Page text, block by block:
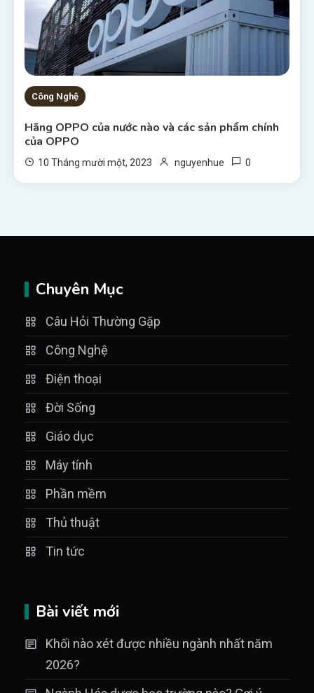
Công Nghệ
Hãng OPPO của nước nào và các sản phẩm chính
của OPPO
10 Tháng mười một, 2023 nguyenhue 0
Chuyên Mục
Câu Hỏi Thường Gặp
Công Nghệ
Điện thoại
Đời Sống
Giáo dục
Máy tính
Phần mềm
Thủ thuật
Tin tức
Bài viết mới
Khối nào xét được nhiều ngành nhất năm
2026?